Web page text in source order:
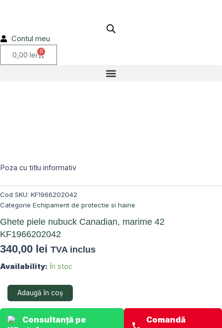
Contul meu
0,00 lei 0
Cart
Poza cu titlu informativ
Cod SKU: KF1966202042
Categorie Echipament de protectie si haine
Ghete piele nubuck Canadian, marime 42
KF1966202042
340,00 lei TVA inclus
Availability: În stoc
Cantitate
piele
nubuck
marime
42
Adaugă în coș
Consultanță pe
Comandă
42
KF1966202042